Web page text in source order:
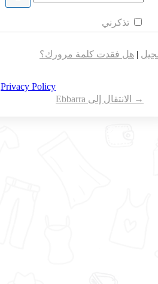
تذكرني
| هل فقدت كلمة مرورك؟
→ الانتقال إلى Ebbarra
Privacy Policy